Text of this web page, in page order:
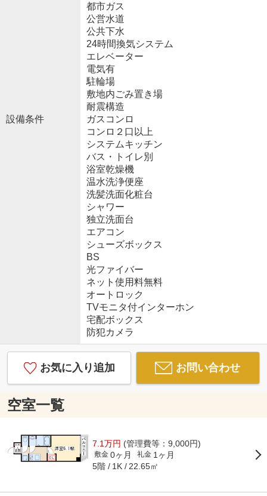
設備条件
都市ガス
公営水道
公共下水
24時間換気システム
エレベーター
電気有
駐輪場
敷地内ごみ置き場
耐震構造
ガスコンロ
コンロ２口以上
システムキッチン
バス・トイレ別
浴室乾燥機
温水洗浄便座
洗髪洗面化粧台
シャワー
独立洗面台
エアコン
シューズボックス
BS
光ファイバー
ネット使用料無料
オートロック
TVモニタ付インターホン
宅配ボックス
防犯カメラ
お気に入り追加 お問い合わせ
空室一覧
7.1万円 (管理費等：9,000円)
敷金 0ヶ月 礼金 1ヶ月
5階 1K 22.65㎡